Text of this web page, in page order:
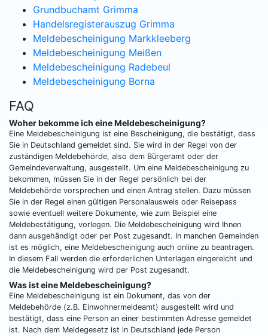
Grundbuchamt Grimma
Handelsregisterauszug Grimma
Meldebescheinigung Markkleeberg
Meldebescheinigung Meißen
Meldebescheinigung Radebeul
Meldebescheinigung Borna
FAQ
Woher bekomme ich eine Meldebescheinigung?
Eine Meldebescheinigung ist eine Bescheinigung, die bestätigt, dass
Sie in Deutschland gemeldet sind. Sie wird in der Regel von der
zuständigen Meldebehörde, also dem Bürgeramt oder der
Gemeindeverwaltung, ausgestellt. Um eine Meldebescheinigung zu
bekommen, müssen Sie in der Regel persönlich bei der
Meldebehörde vorsprechen und einen Antrag stellen. Dazu müssen
Sie in der Regel einen gültigen Personalausweis oder Reisepass
sowie eventuell weitere Dokumente, wie zum Beispiel eine
Meldebestätigung, vorlegen. Die Meldebescheinigung wird Ihnen
dann ausgehändigt oder per Post zugesandt. In manchen Gemeinden
ist es möglich, eine Meldebescheinigung auch online zu beantragen.
In diesem Fall werden die erforderlichen Unterlagen eingereicht und
die Meldebescheinigung wird per Post zugesandt.
Was ist eine Meldebescheinigung?
Eine Meldebescheinigung ist ein Dokument, das von der
Meldebehörde (z.B. Einwohnermeldeamt) ausgestellt wird und
bestätigt, dass eine Person an einer bestimmten Adresse gemeldet
ist. Nach dem Meldegesetz ist in Deutschland jede Person